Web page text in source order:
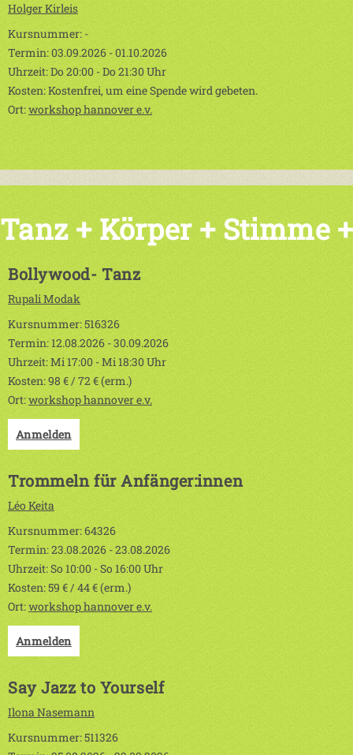
Holger Kirleis
Kursnummer: -
Termin: 03.09.2026 - 01.10.2026
Uhrzeit: Do 20:00 - Do 21:30 Uhr
Kosten: Kostenfrei, um eine Spende wird gebeten.
Ort:workshop hannover e.v.
Tanz + Körper + Stimme
Bollywood- Tanz
Rupali Modak
Kursnummer: 516326
Termin: 12.08.2026 - 30.09.2026
Uhrzeit: Mi 17:00 - Mi 18:30 Uhr
Kosten: 98 € / 72 € (erm.)
Ort:workshop hannover e.v.
Anmelden
Trommeln für Anfänger:innen
Léo Keita
Kursnummer: 64326
Termin: 23.08.2026 - 23.08.2026
Uhrzeit: So 10:00 - So 16:00 Uhr
Kosten: 59 € / 44 € (erm.)
Ort:workshop hannover e.v.
Anmelden
Say Jazz to Yourself
Ilona Nasemann
Kursnummer: 511326